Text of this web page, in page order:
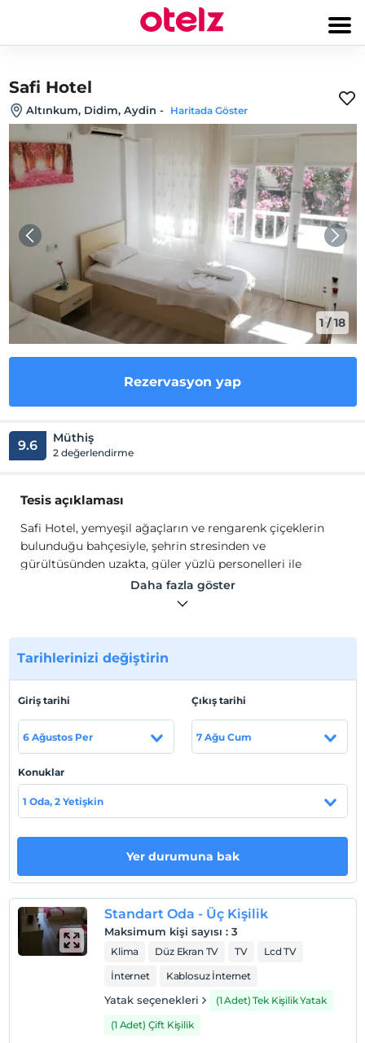
Safi Hotel
Altınkum, Didim, Aydin - Haritada Göster
1/18
Rezervasyon yap
9.6 Müthiş
2 değerlendirme
Tesis açıklaması
Safi Hotel, yemyeşil ağaçların ve rengarenk çiçeklerin
bulunduğu bahçesiyle, şehrin stresinden ve
gürültüsünden uzakta, güler yüzlü personelleri ile
misafirlerini ağırlamaktadır.
muhteşem bir başlangıç yapabilir,
Tesiste ayrıca bisiklet kiralayarak şehirde kısa bir
gezintiye çıkabilir, doğa yürüyüşleri yapabilirsiniz.
Tesis lokasyon bilgileri
Tesis, Aydın Didim Altınkum'da konumlanmaktadır.
Şehir Merkezi'ne 100 m., otogara 1.5 km. uzaklıktadır.
Sahil
Haritada Göster
Otel koşulları
En geç saat 11:00 ve öncesi
Daha fazla göster
Tarihlerinizi değiştirin
Giriş tarihi
6 Ağustos Per
Çıkış tarihi
7 Ağu Cum
Konuklar
1 Oda, 2 Yetişkin
Yer durumuna bak
Standart Oda - Üç Kişilik
Maksimum kişi sayısı : 3
Klima Düz Ekran TV TV
Lcd TV
İnternet
Kablosuz İnternet
Yatak seçenekleri
(1 Adet) Tek Kişilik Yatak
(1 Adet) Çift Kişilik